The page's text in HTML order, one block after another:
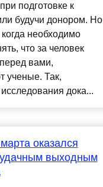
подготовке к
будучи донором. Но
необходимо
что за человек
вами,
ученые. Так,
дока...
оказался
выходным